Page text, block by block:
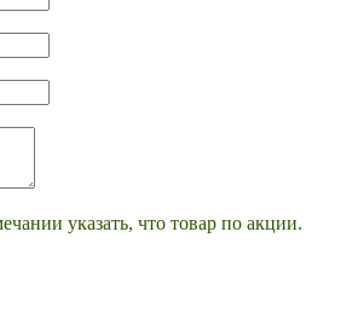
указать, что товар по акции.